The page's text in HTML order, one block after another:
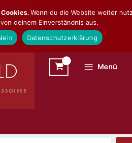
Menü
Wenn du die Website weiter
deinem Einverständnis aus.
Datenschutzerklärung